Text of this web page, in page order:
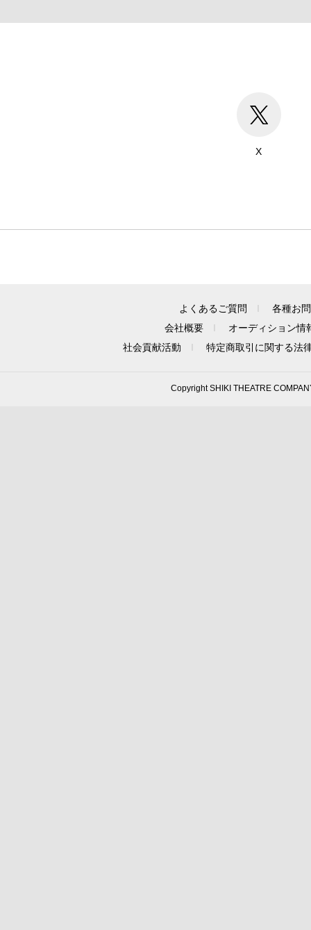
X
よくあるご質問
各種お
会社概要
オーディション情
社会貢献活動
特定商取引に関する法
Copyright SHIKI THEATRE